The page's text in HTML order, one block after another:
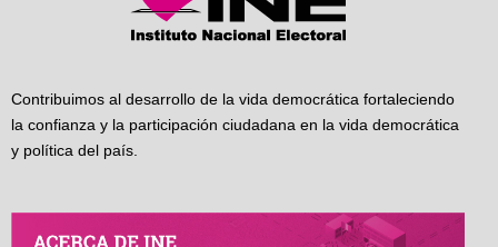
Contribuimos al desarrollo de la vida democrática fortaleciendo
la confianza y la participación ciudadana en la vida democrática
y política del país.